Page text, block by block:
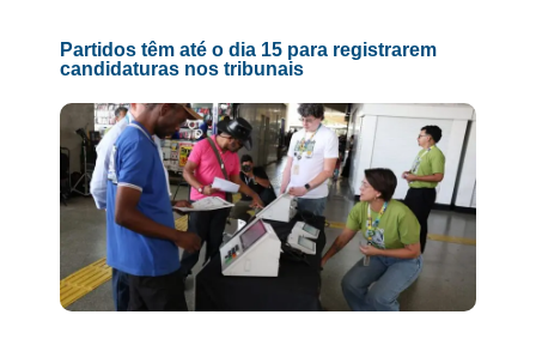
Partidos têm até o dia 15 para registrarem
candidaturas nos tribunais